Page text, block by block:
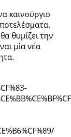
καινούργιο
θυμίζει την
μία νέα